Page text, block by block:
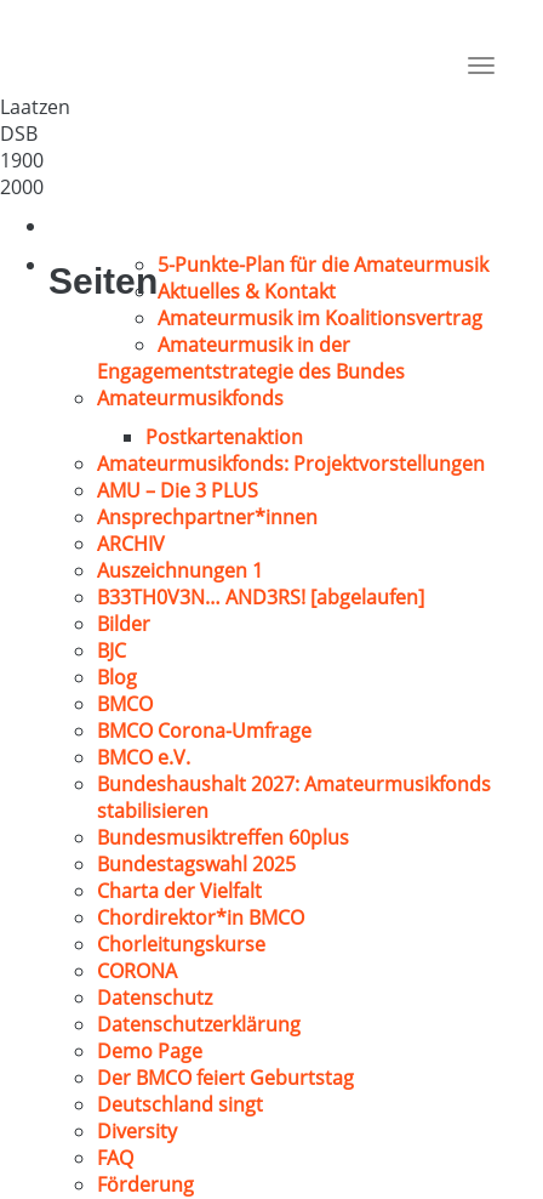
Toggle
Laatzen
DSB
1900
2000
Seiten5-Punkte-Plan für die Amateurmusik
Aktuelles & Kontakt
Amateurmusik im Koalitionsvertrag
Amateurmusik in der
Engagementstrategie des Bundes
Amateurmusikfonds
Postkartenaktion
Amateurmusikfonds: Projektvorstellungen
AMU – Die 3 PLUS
Ansprechpartner*innen
ARCHIV
Auszeichnungen 1
B33TH0V3N… AND3RS! [abgelaufen]
Bilder
BJC
Blog
BMCO
BMCO Corona-Umfrage
BMCO e.V.
Bundeshaushalt 2027: Amateurmusikfonds
stabilisieren
Bundesmusiktreffen 60plus
Bundestagswahl 2025
Charta der Vielfalt
Chordirektor*in BMCO
Chorleitungskurse
CORONA
Datenschutz
Datenschutzerklärung
Demo Page
Der BMCO feiert Geburtstag
Deutschland singt
Diversity
FAQ
Förderung